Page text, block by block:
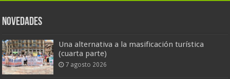
Novedades
Una alternativa a la masificación turística
(cuarta parte)
7 agosto 2026